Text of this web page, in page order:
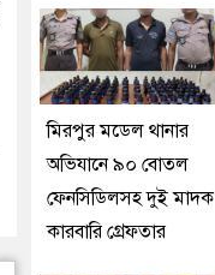
মিরপুর মডেল থানার
অভিযানে ৯০ বোতল
ফেনসিডিলসহ দুই মাদক
কারবারি গ্রেফতার